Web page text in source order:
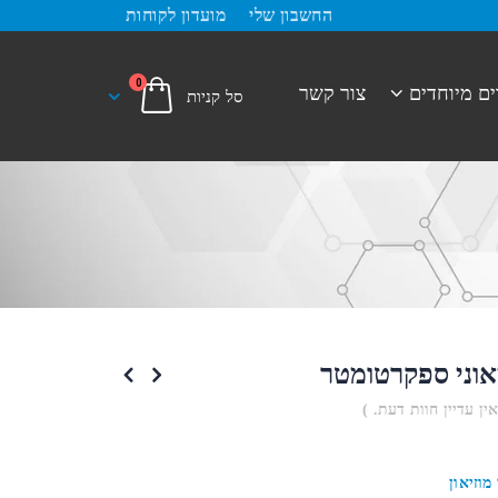
החשבון שלי מועדון לקוחות
מיוחדים צור קשר 0
ספקרטומטר
עדיין חוות דעת. )